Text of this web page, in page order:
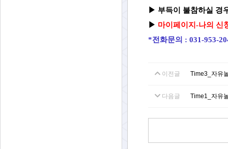
▶ 부득이 불참하실 경
▶ 마이페이지-나의 신
*전화문의 : 031-953-
이전글 Time3_자유
다음글 Time1_자유